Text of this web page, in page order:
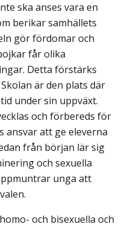
ska anses vara en
berikar samhällets
gör fördomar och
får olika
Detta förstärks
är den plats där
under sin uppväxt.
och förbereds för
ansvar att ge eleverna
från början lär sig
och sexuella
unga att
och bisexuella och